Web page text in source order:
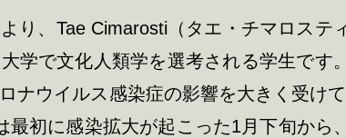
り、Tae Cimarosti（タエ・チマロステ
学で文化人類学を選考される学生で
ナウイルス感染症の影響を大きく受け
初に感染拡大が起こった1月下旬から